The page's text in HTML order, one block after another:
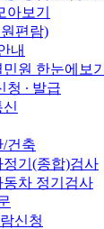
아보기
편람)
내
원 한눈에보기
청 ∙ 발급
/건축
정기(종합)검사
동차 정기검사
신청